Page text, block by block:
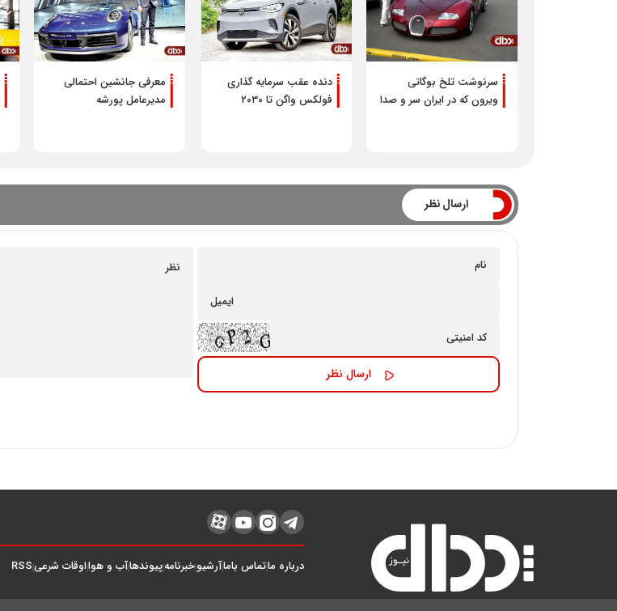
سرنوشت تلخ بوگاتی
ویرون که در ایران سر و صدا
دنده عقب سرمایه گذاری
فولکس واگن تا ۲۰۳۰
معرفی جانشین احتمالی
مدیرعامل پورشه
ارسال نظر
درباره ماتماس باماآرشیوخبرنامهپیوندهاآب و هوااوقات شرعیRSS